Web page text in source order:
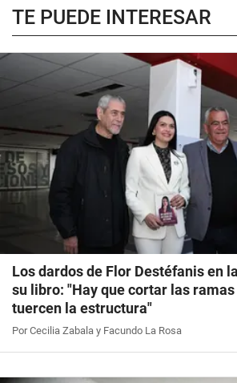
TE PUEDE INTERESAR
Los dardos de Flor Destéfanis en
su libro: "Hay que cortar las
tuercen la estructura"
Por Cecilia Zabala y Facundo La Rosa